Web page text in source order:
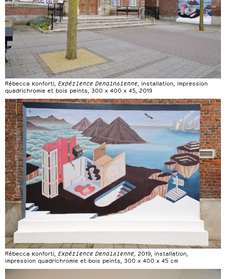
Rébecca Konforti, Expérience Denainsienne , installation, impression
quadrichromie et bois peints, 300 x 400 x 45, 2019
Rébecca Konforti, Expérience Denaisienne , 2019, installation,
impression quadrichromie et bois peints, 300 x 400 x 45 cm